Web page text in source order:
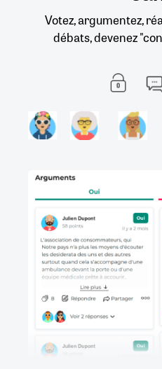
Votez, argumentez,
débats, devenez